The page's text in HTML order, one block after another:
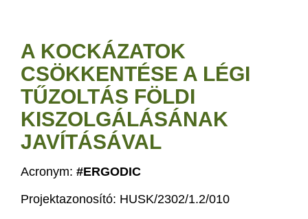
A KOCKÁZATOK
CSÖKKENTÉSE A LÉGI
TŰZOLTÁS FÖLDI
KISZOLGÁLÁSÁNAK
JAVÍTÁSÁVAL
Acronym: #ERGODIC
Projektazonosító: HUSK/2302/1.2/010